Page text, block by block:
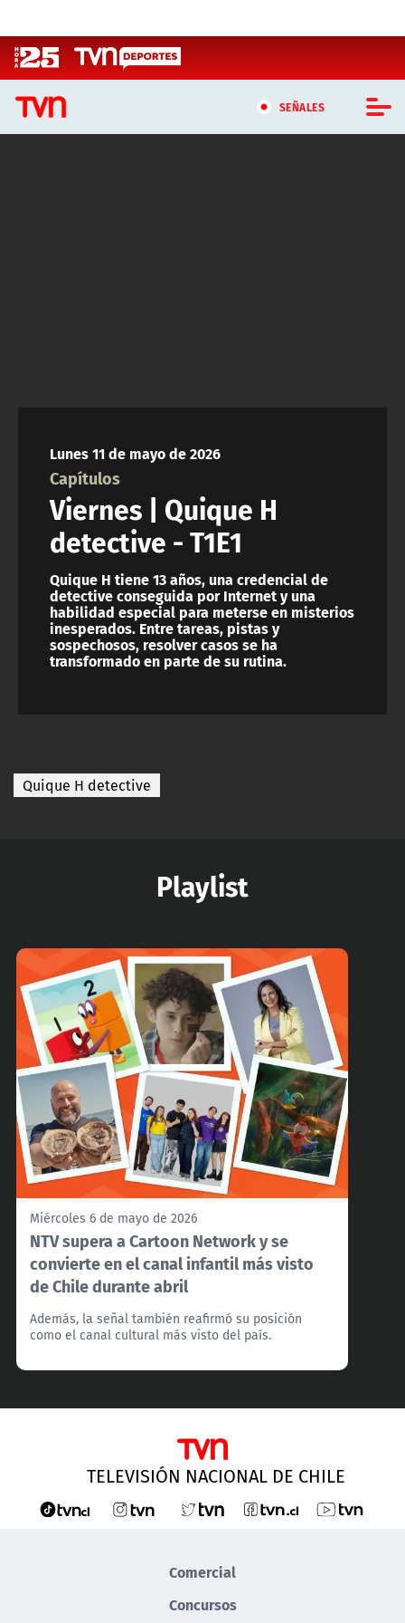
SEÑALES
ACTUALIDAD Y TENDENCIAS
CORPORATIVO Y TRANSPARENCIA
CANAL DE DENUNCIAS
ÁREA DE PROYECTOS
Lunes 11 de mayo de 2026
Capítulos
Viernes | Quique H
detective - T1E1
Quique H tiene 13 años, una credencial de
detective conseguida por Internet y una
habilidad especial para meterse en misterios
inesperados. Entre tareas, pistas y
sospechosos, resolver casos se ha
transformado en parte de su rutina.
Quique H detective
Playlist
Miércoles 6 de mayo de 2026
NTV supera a Cartoon Network y se
convierte en el canal infantil más visto
de Chile durante abril
Además, la señal también reafirmó su posición
como el canal cultural más visto del país.
TELEVISIÓN NACIONAL DE CHILE
Comercial
Concursos